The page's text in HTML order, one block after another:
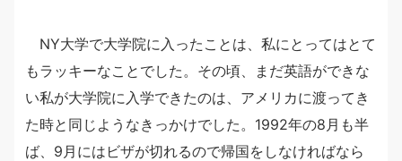
NY大学で大学院に入ったことは、私にとってはとて
もラッキーなことでした。その頃、まだ英語ができな
い私が大学院に入学できたのは、アメリカに渡ってき
た時と同じようなきっかけでした。1992年の8月も半
ば、9月にはビザが切れるので帰国をしなければなら